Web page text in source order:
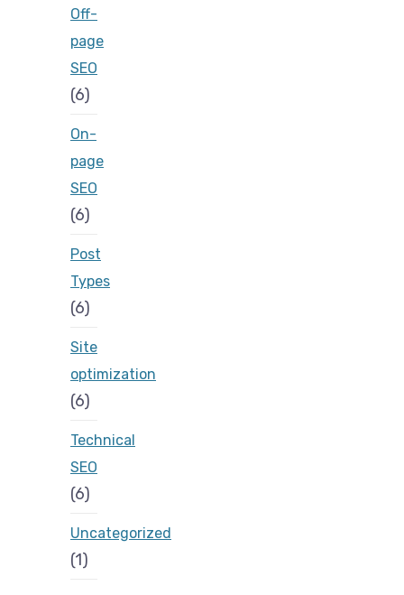
Off-
page
SEO
(6)
On-
page
SEO
(6)
Post
Types
(6)
Site
optimization
(6)
Technical
SEO
(6)
Uncategorized
(1)